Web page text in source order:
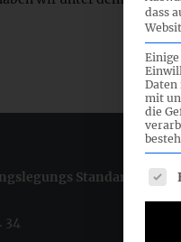
Standards
34
dass
Daten
mit
die
Es